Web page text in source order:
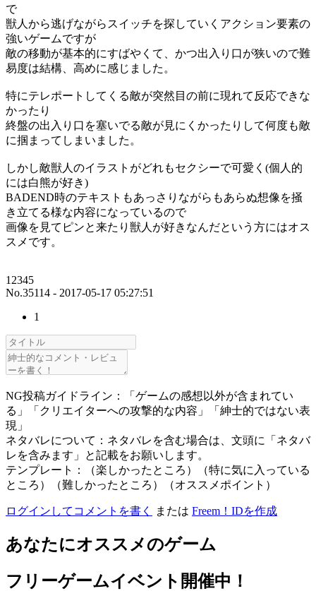
で
獣人から逃げながらスイッチを探していくアクション要素の
強いゲームですが
敵の移動が基本的にすばやくて、かつ出入り口が狭いので難
易度は結構、高めに感じました。
特にテレポートしてくる敵が突然目の前に現れて反応できな
かったり
終盤の出入り口を塞いでる敵が見にくかったりして何度も敵
に掴まってしまいました。
しかし敵獣人のイラストがどれもセクシーで可愛く(個人的
には白熊が好き)
BADEND時のテキストもあっさりながらもあらぬ想像を掻
き立てる様な内容になっているので
画像を見てピンと来たり獣人が好きなんだという方にはオス
スメです。
12345
No.35114 - 2017-05-17 05:27:51
1
NG投稿ガイドライン：「ゲームの感想以外が含まれてい
る」「クリエイターへの攻撃的な内容」「紳士的ではない表
現」
ネタバレについて：ネタバレを含む場合は、文頭に「ネタバ
レを含みます」と記載をお願いします。
テンプレート：（楽しかったところ）（特に気に入っている
ところ）（難しかったところ）（オススメポイント）
ログインしてコメントを書く または Freem！IDを作成
あなたにオススメのゲーム
フリーゲームイベント開催中！